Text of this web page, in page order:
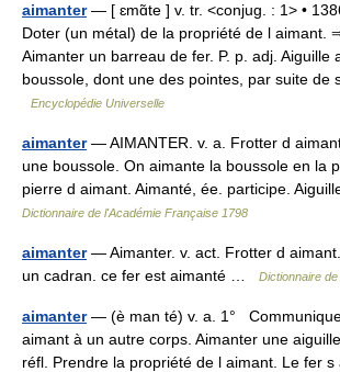
aimanter— [ ɛmɑ̃te ] v. tr. <conjug. : 1> •
Doter (un métal) de la propriété de l aimant.
Aimanter un barreau de fer. P. p. adj. Aiguille
boussole, dont une des pointes, par suite de
Encyclopédie Universelle
aimanter— AIMANTER. v. a. Frotter d
une boussole. On aimante la boussole en la
pierre d aimant. Aimanté, ée. participe.
Dictionnaire de l'Académie Française 1798
aimanter— Aimanter. v. act. Frotter d
un cadran. ce fer est aimanté …
Dictionnaire
aimanter— (è man té) v. a. 1°
aimant à un autre corps. Aimanter une
réfl. Prendre la propriété de l aimant. Le fer